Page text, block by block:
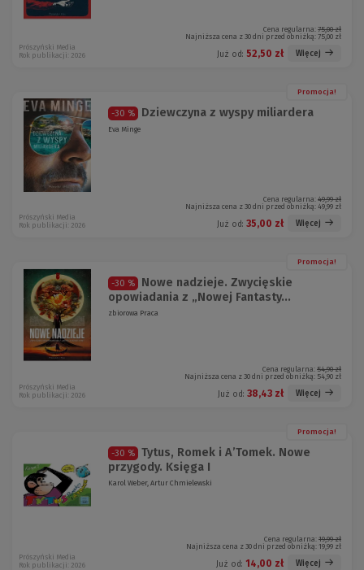
Cena regularna: 75,00 zł
Najniższa cena z 30 dni przed obniżką: 75,00 zł
Już od: 52,50 zł Więcej
Prószyński Media
Rok publikacji: 2026
Promocja!
-30 % Dziewczyna z wyspy miliardera
Eva Minge
Cena regularna: 49,99 zł
Najniższa cena z 30 dni przed obniżką: 49,99 zł
Już od: 35,00 zł Więcej
Prószyński Media
Rok publikacji: 2026
Promocja!
-30 %
Nowe nadzieje. Zwycięskie
opowiadania z „Nowej Fantasty...
zbiorowa Praca
Cena regularna: 54,90 zł
Najniższa cena z 30 dni przed obniżką: 54,90 zł
Już od: 38,43 zł Więcej
Prószyński Media
Rok publikacji: 2026
Promocja!
-30 %
Tytus, Romek i A’Tomek. Nowe
przygody. Księga I
Karol Weber, Artur Chmielewski
Cena regularna: 19,99 zł
Najniższa cena z 30 dni przed obniżką: 19,99 zł
Już od: 14,00 zł Więcej
Prószyński Media
Rok publikacji: 2026